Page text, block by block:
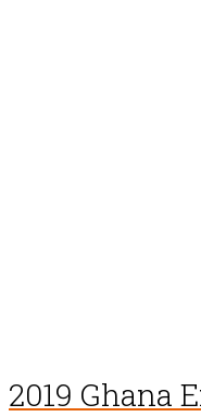
2019 Ghana